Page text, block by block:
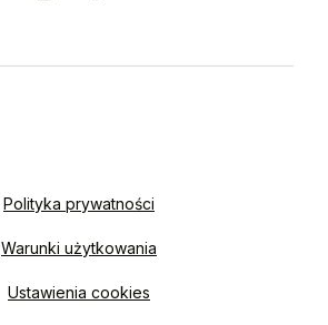
Polityka prywatności
Warunki użytkowania
Ustawienia cookies